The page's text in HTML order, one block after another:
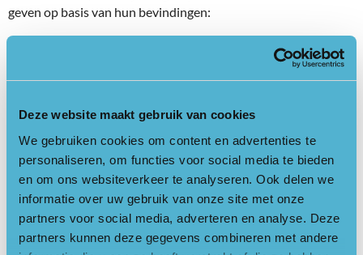
Deze website maakt gebruik van cookies
We gebruiken cookies om content en advertenties te
personaliseren, om functies voor social media te bieden
en om ons websiteverkeer te analyseren. Ook delen we
informatie over uw gebruik van onze site met onze
partners voor social media, adverteren en analyse. Deze
partners kunnen deze gegevens combineren met andere
geven op basis van hun bevindingen:
Wat zijn de sleutelelementen van een regionale
visie op duurzame recreatieve mobiliteit in en rond NPUH?
beste worden georganiseerd?
Deze adviezen zullen betrekking hebben op het NPUH-gebied,
waarbij de gemeente Utrechtse Heuvelrug als specifieke casus
wordt gebruikt. Gezien hun lopende ontwikkeling van een
nieuw mobiliteitsplan biedt deze gemeente een relevant
uitgangspunt voor het onderzoek.